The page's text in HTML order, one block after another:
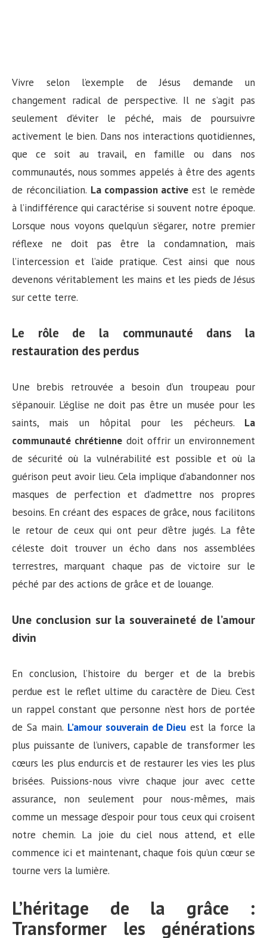
Vivre selon l’exemple de Jésus demande un
changement radical de perspective. Il ne s’agit pas
seulement d’éviter le péché, mais de poursuivre
activement le bien. Dans nos interactions quotidiennes,
que ce soit au travail, en famille ou dans nos
communautés, nous sommes appelés à être des agents
de réconciliation. La compassion active est le remède
à l’indifférence qui caractérise si souvent notre époque.
Lorsque nous voyons quelqu’un s’égarer, notre premier
réflexe ne doit pas être la condamnation, mais
l’intercession et l’aide pratique. C’est ainsi que nous
devenons véritablement les mains et les pieds de Jésus
sur cette terre.
Le rôle de la communauté dans la
restauration des perdus
Une brebis retrouvée a besoin d’un troupeau pour
s’épanouir. L’église ne doit pas être un musée pour les
saints, mais un hôpital pour les pécheurs. La
communauté chrétiennedoit offrir un environnement
de sécurité où la vulnérabilité est possible et où la
guérison peut avoir lieu. Cela implique d’abandonner nos
masques de perfection et d’admettre nos propres
besoins. En créant des espaces de grâce, nous facilitons
le retour de ceux qui ont peur d’être jugés. La fête
céleste doit trouver un écho dans nos assemblées
terrestres, marquant chaque pas de victoire sur le
péché par des actions de grâce et de louange.
Une conclusion sur la souveraineté de l’amour
divin
En conclusion, l’histoire du berger et de la brebis
perdue est le reflet ultime du caractère de Dieu. C’est
un rappel constant que personne n’est hors de portée
de Sa main. L’amour souverain de Dieu est la force la
plus puissante de l’univers, capable de transformer les
cœurs les plus endurcis et de restaurer les vies les plus
brisées. Puissions-nous vivre chaque jour avec cette
assurance, non seulement pour nous-mêmes, mais
comme un message d’espoir pour tous ceux qui croisent
notre chemin. La joie du ciel nous attend, et elle
commence ici et maintenant, chaque fois qu’un cœur se
tourne vers la lumière.
L’héritage de la grâce :
Transformer les générations